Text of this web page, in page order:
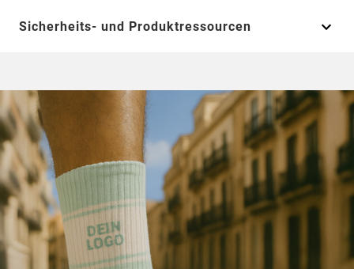
Sicherheits- und Produktressourcen